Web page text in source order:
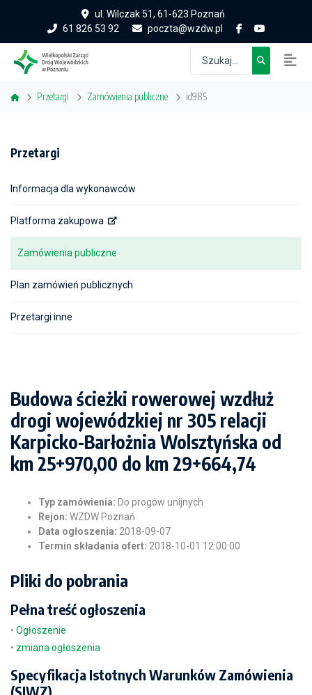
ul. Wilczak 51, 61-623 Poznań
61 826 53 92
poczta@wzdw.pl
Przetargi Zamówienia publiczne id985
Przetargi
Informacja dla wykonawców
Platforma zakupowa
Zamówienia publiczne
Plan zamówień publicznych
Przetargi inne
Budowa ścieżki rowerowej wzdłuż
drogi wojewódzkiej nr 305 relacji
Karpicko-Barłożnia Wolsztyńska od
km 25+970,00 do km 29+664,74
Typ zamówienia: Do progów unijnych
Rejon: WZDW Poznań
Data ogłoszenia: 2018-09-07
Termin składania ofert: 2018-10-01 12:00:00
Pliki do pobrania
Pełna treść ogłoszenia
• Ogłoszenie
• zmiana ogłoszenia
Specyfikacja Istotnych Warunków Zamówienia
(SIWZ)